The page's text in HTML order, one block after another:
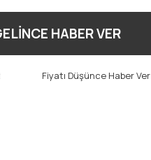
HABER VER
Fiyatı Düşünce Haber Ver